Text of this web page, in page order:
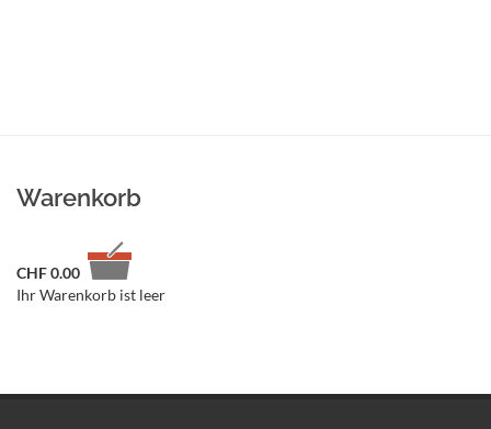
Warenkorb
CHF0.00
Ihr Warenkorb ist leer